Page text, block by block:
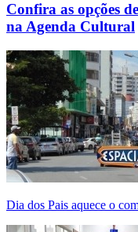
Confira as opções
na Agenda Cultural
Dia dos Pais aquece o